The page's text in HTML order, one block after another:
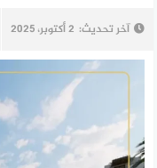
آخر تحديث: 2 أكتوبر، 2025